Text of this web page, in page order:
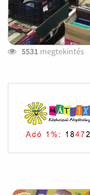
5531megtekintés